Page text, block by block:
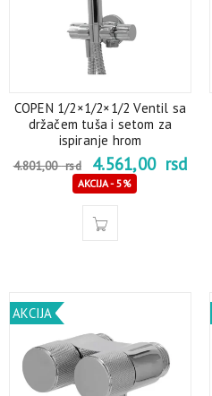
COPEN 1/2×1/2×1/2 Ventil sa
držačem tuša i setom za
ispiranje hrom
4.801,00rsd 4.561,00 rsd
AKCIJA - 5%
AKCIJA